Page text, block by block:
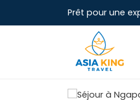
Prêt pour une